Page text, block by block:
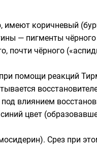
имеют коричневый
— пигменты чёрного
почти чёрного
помощи реакций
влиянием
цвет
Срез при